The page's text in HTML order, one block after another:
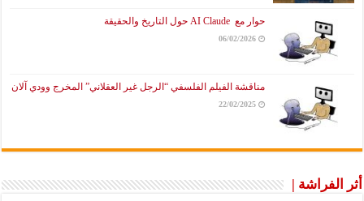
حوار مع AI Claude حول التاريخ والحقيقة
06/02/2026
مناقشة الفيلم الفلسفي “الرجل غير العقلاني” المخرج وودي آلان
22/02/2025
أثر الفراشة |